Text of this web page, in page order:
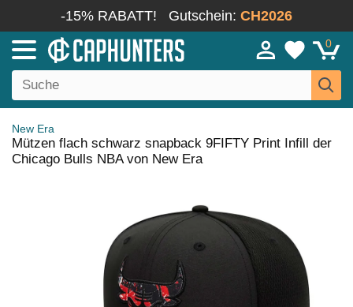
-15% RABATT! Gutschein: CH2026
0
New Era
Mützen flach schwarz snapback 9FIFTY Print Infill der
Chicago Bulls NBA von New Era